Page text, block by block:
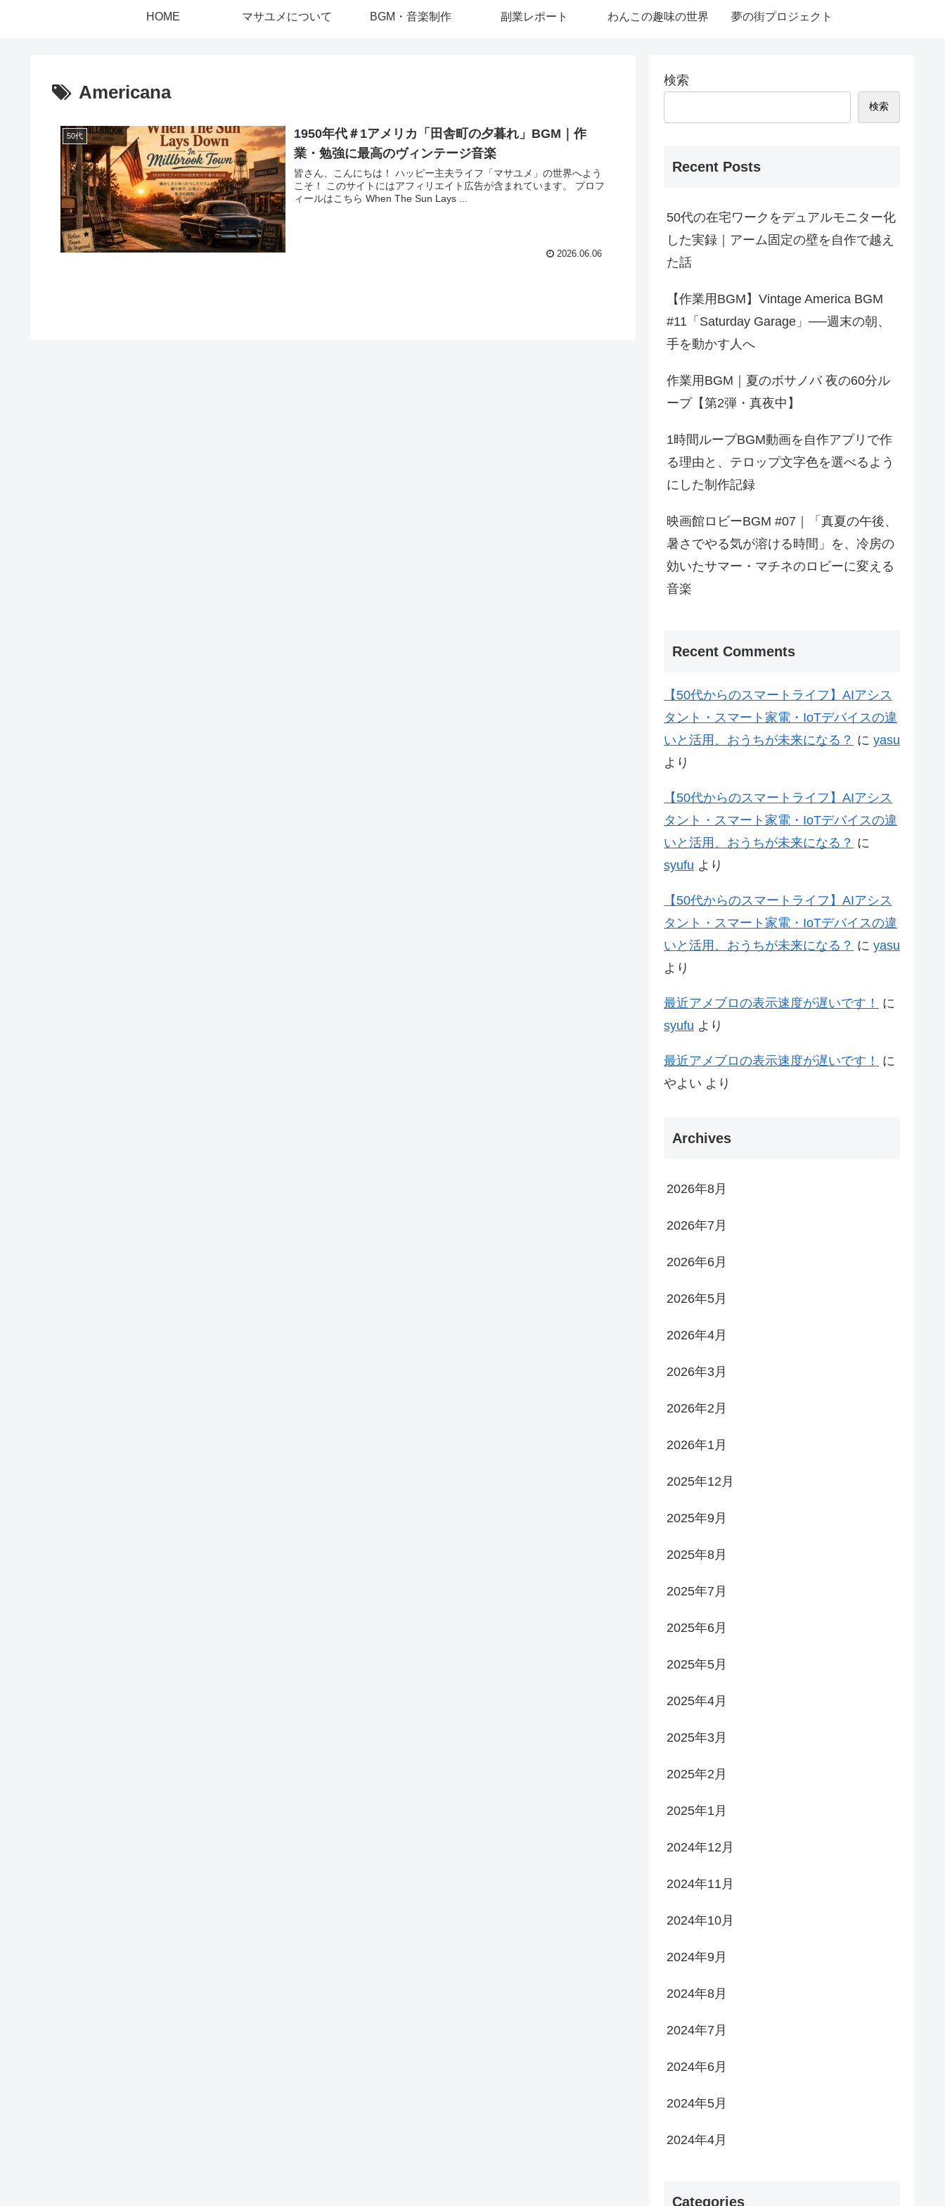
HOME マサユメについて BGM・音楽制作 副業レポート わんこの趣味の世界 夢の街プロジェクト
Americana
50代
1950年代＃1アメリカ「田舎町の夕暮れ」BGM｜作
業・勉強に最高のヴィンテージ音楽
皆さん、こんにちは！ ハッピー主夫ライフ「マサユメ」の世界へよう
こそ！ このサイトにはアフィリエイト広告が含まれています。 プロフ
ィールはこちら When The Sun Lays ...
2026.06.06
検索
検索
Recent Posts
50代の在宅ワークをデュアルモニター化
した実録｜アーム固定の壁を自作で越え
た話
【作業用BGM】Vintage America BGM
#11「Saturday Garage」──週末の朝、
手を動かす人へ
作業用BGM｜夏のボサノバ 夜の60分ル
ープ【第2弾・真夜中】
1時間ループBGM動画を自作アプリで作
る理由と、テロップ文字色を選べるよう
にした制作記録
映画館ロビーBGM #07｜「真夏の午後、
暑さでやる気が溶ける時間」を、冷房の
効いたサマー・マチネのロビーに変える
音楽
Recent Comments
【50代からのスマートライフ】AIアシス
タント・スマート家電・IoTデバイスの違
いと活用、おうちが未来になる？ に yasu
より
【50代からのスマートライフ】AIアシス
タント・スマート家電・IoTデバイスの違
いと活用、おうちが未来になる？ に
syufu より
【50代からのスマートライフ】AIアシス
タント・スマート家電・IoTデバイスの違
いと活用、おうちが未来になる？ に yasu
より
最近アメブロの表示速度が遅いです！
に
syufu より
最近アメブロの表示速度が遅いです！
に
やよい より
Archives
2026年8月
2026年7月
2026年6月
2026年5月
2026年4月
2026年3月
2026年2月
2026年1月
2025年12月
2025年9月
2025年8月
2025年7月
2025年6月
2025年5月
2025年4月
2025年3月
2025年2月
2025年1月
2024年12月
2024年11月
2024年10月
2024年9月
2024年8月
2024年7月
2024年6月
2024年5月
2024年4月
Categories